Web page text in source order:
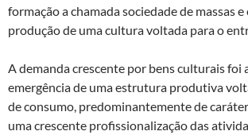
formação a chamada sociedade de massas
produção de uma cultura voltada para o
A demanda crescente por bens culturais foi
emergência de uma estrutura produtiva
de consumo, predominantemente de
uma crescente profissionalização das